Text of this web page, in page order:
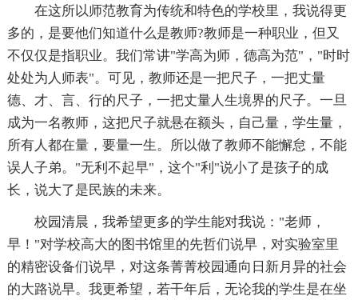
在这所以师范教育为传统和特色的学校里，我说得更
多的，是要他们知道什么是教师?教师是一种职业，但又
不仅仅是指职业。我们常讲"学高为师，德高为范"，"时时
处处为人师表"。可见，教师还是一把尺子，一把丈量
德、才、言、行的尺子，一把丈量人生境界的尺子。一旦
成为一名教师，这把尺子就悬在额头，自己量，学生量，
所有人都在量，要量一生。所以做了教师不能懈怠，不能
误人子弟。"无利不起早"，这个"利"说小了是孩子的成
长，说大了是民族的未来。
校园清晨，我希望更多的学生能对我说："老师，
早！"对学校高大的图书馆里的先哲们说早，对实验室里
的精密设备们说早，对这条菁菁校园通向日新月异的社会
的大路说早。我更希望，若干年后，无论我的学生是在坐